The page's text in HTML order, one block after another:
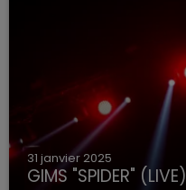
31 janvier 2025
GIMS "SPIDER" (LIVE)